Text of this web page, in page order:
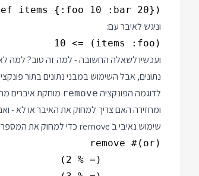
(def items {:foo 10 :bar 20})
וניגש לאיבר עם:
(items :foo) => 10
ועכשיו לשאלה החשובה - למה זה טוב? למה לא
נתונים, אבל השימוש במבני נתונים בתור
לדוגמה הפונקציה remove
ומחזירה האם צריך למחוק את האיבר או לא -
שימוש נאיבי ב remove כדי למחוק את המספרים 2, 3 ו-5 מתוך רצף עשוי להיות: